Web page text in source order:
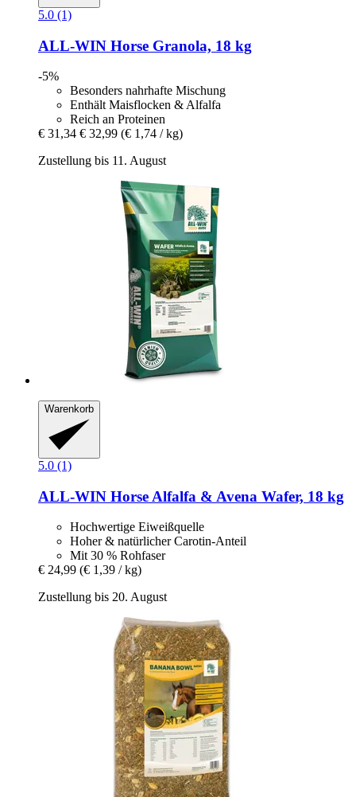
5.0 (1)
ALL-WIN Horse Granola, 18 kg
-5%
Besonders nahrhafte Mischung
Enthält Maisflocken & Alfalfa
Reich an Proteinen
€ 31,34 € 32,99 (€ 1,74 / kg)
Zustellung bis 11. August
Warenkorb
5.0 (1)
ALL-WIN Horse Alfalfa & Avena Wafer, 18 kg
Hochwertige Eiweißquelle
Hoher & natürlicher Carotin-Anteil
Mit 30 % Rohfaser
€ 24,99 (€ 1,39 / kg)
Zustellung bis 20. August